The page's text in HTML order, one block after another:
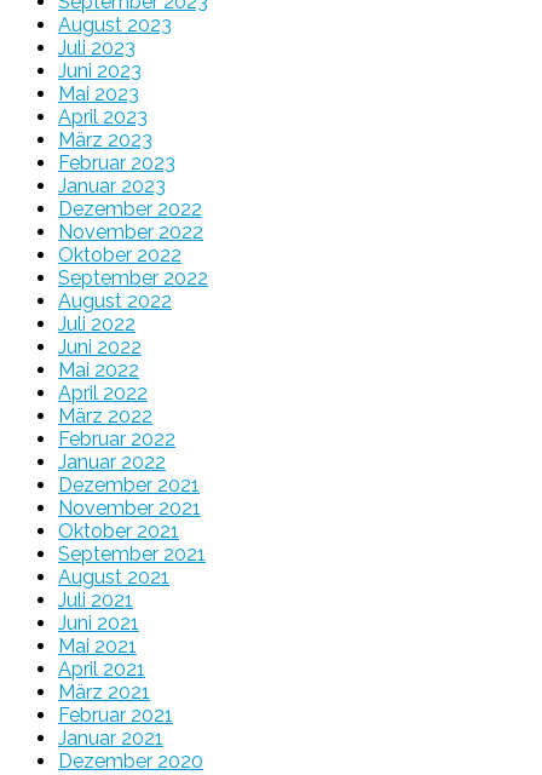
August 2023
Juli 2023
Juni 2023
Mai 2023
April 2023
März 2023
Februar 2023
Januar 2023
Dezember 2022
November 2022
Oktober 2022
September 2022
August 2022
Juli 2022
Juni 2022
Mai 2022
April 2022
März 2022
Februar 2022
Januar 2022
Dezember 2021
November 2021
Oktober 2021
September 2021
August 2021
Juli 2021
Juni 2021
Mai 2021
April 2021
März 2021
Februar 2021
Januar 2021
Dezember 2020